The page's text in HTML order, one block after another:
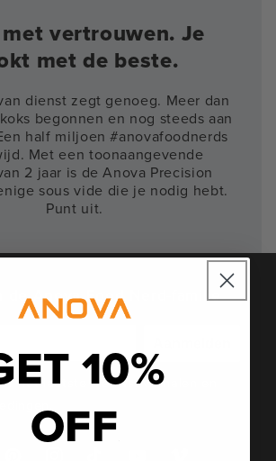
vertrouwen. Je
met de beste.
dienst zegt genoeg. Meer dan
begonnen en nog steeds aan
half miljoen #anovafoodnerds
Met een toonaangevende
2 jaar is de Anova Precision
sous vide die je nodig hebt.
Punt uit.
de Anova Food Nerd-familie
het laatste nieuws, verhalen en
10%
OFF